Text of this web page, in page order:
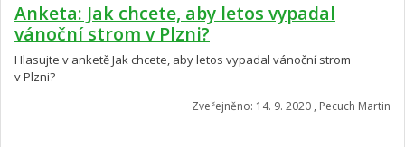
Anketa: Jak chcete, aby letos vypadal
vánoční strom v Plzni?
Hlasujte v anketě Jak chcete, aby letos vypadal vánoční strom
v Plzni?
Zveřejněno: 14. 9. 2020 , Pecuch Martin